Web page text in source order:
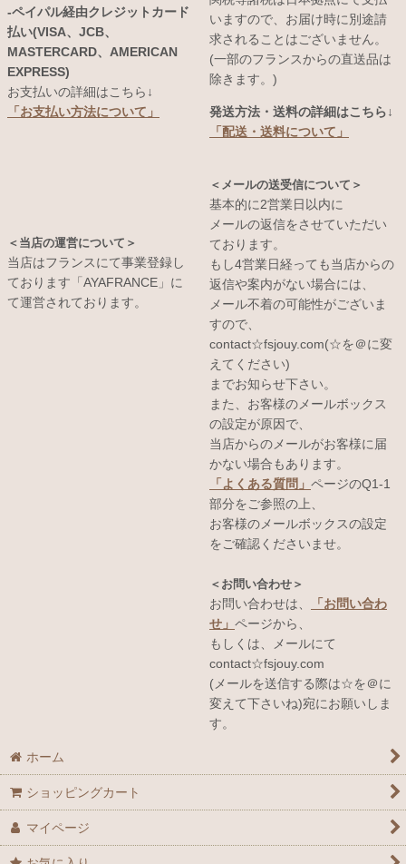
-ペイパル経由クレジットカード
払い(VISA、JCB、
MASTERCARD、AMERICAN
EXPRESS)
お支払いの詳細はこちら↓
「お支払い方法について」
＜当店の運営について＞
当店はフランスにて事業登録し
ております「AYAFRANCE」に
て運営されております。
いますので、お届け時に別途請
求されることはございません。
(一部のフランスからの直送品は
除きます。)
発送方法・送料の詳細はこちら↓
「配送・送料について」
＜メールの送受信について＞
基本的に2営業日以内に
メールの返信をさせていただい
ております。
もし4営業日経っても当店からの
返信や案内がない場合には、
メール不着の可能性がございま
すので、
contact☆fsjouy.com(☆を＠に変
えてください)
までお知らせ下さい。
また、お客様のメールボックス
の設定が原因で、
当店からのメールがお客様に届
かない場合もあります。
「よくある質問」 ページのQ1-1
部分をご参照の上、
お客様のメールボックスの設定
をご確認くださいませ。
＜お問い合わせ＞
お問い合わせは、
「お問い合わ
せ」 ページから、
もしくは、メールにて
contact☆fsjouy.com
(メールを送信する際は☆を＠に
変えて下さいね)宛にお願いしま
す。
ホーム
ショッピングカート
マイページ